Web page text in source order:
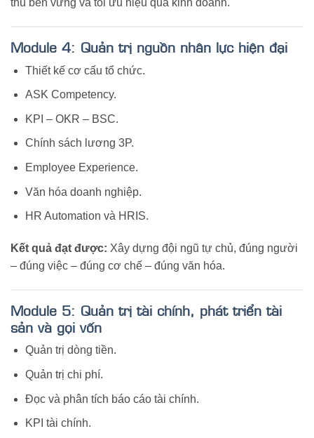
thu bền vững và tối ưu hiệu quả kinh doanh.
Module 4: Quản trị nguồn nhân lực hiện đại
Thiết kế cơ cấu tổ chức.
ASK Competency.
KPI – OKR – BSC.
Chính sách lương 3P.
Employee Experience.
Văn hóa doanh nghiệp.
HR Automation và HRIS.
Kết quả đạt được: Xây dựng đội ngũ tự chủ, đúng người
– đúng việc – đúng cơ chế – đúng văn hóa.
Module 5: Quản trị tài chính, phát triển tài
sản và gọi vốn
Quản trị dòng tiền.
Quản trị chi phí.
Đọc và phân tích báo cáo tài chính.
KPI tài chính.